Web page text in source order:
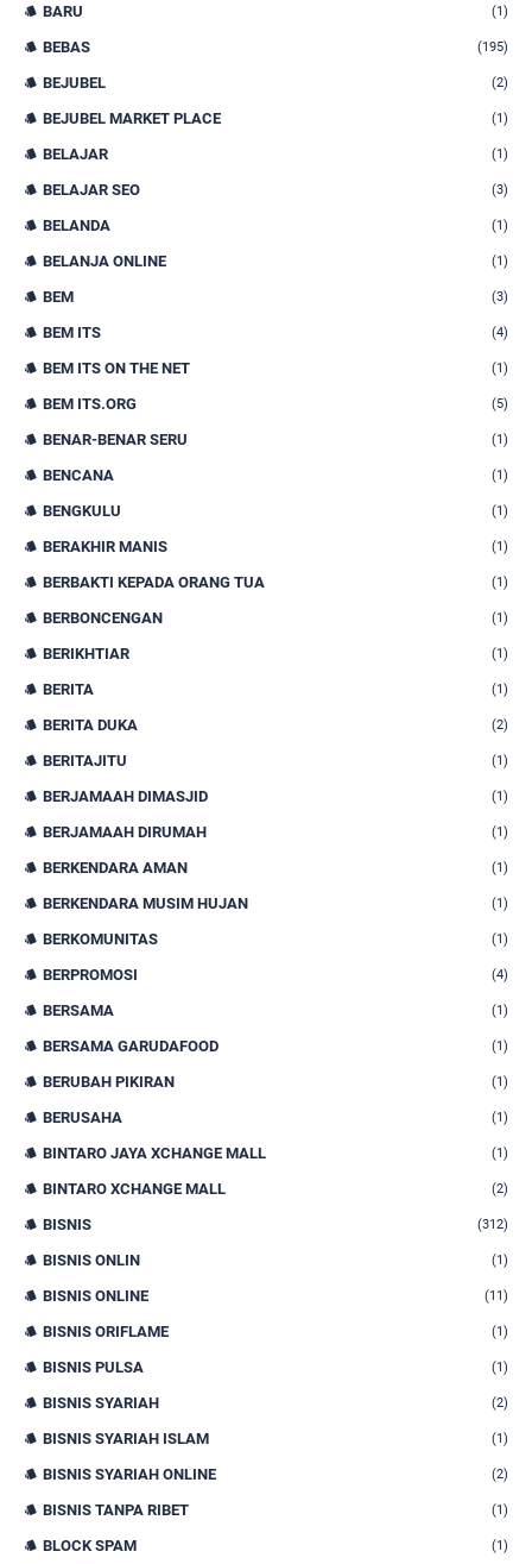
BARU (1)
BEBAS (195)
BEJUBEL (2)
BEJUBEL MARKET PLACE (1)
BELAJAR (1)
BELAJAR SEO (3)
BELANDA (1)
BELANJA ONLINE (1)
BEM (3)
BEM ITS (4)
BEM ITS ON THE NET (1)
BEM ITS.ORG (5)
BENAR-BENAR SERU (1)
BENCANA (1)
BENGKULU (1)
BERAKHIR MANIS (1)
BERBAKTI KEPADA ORANG TUA (1)
BERBONCENGAN (1)
BERIKHTIAR (1)
BERITA (1)
BERITA DUKA (2)
BERITAJITU (1)
BERJAMAAH DIMASJID (1)
BERJAMAAH DIRUMAH (1)
BERKENDARA AMAN (1)
BERKENDARA MUSIM HUJAN (1)
BERKOMUNITAS (1)
BERPROMOSI (4)
BERSAMA (1)
BERSAMA GARUDAFOOD (1)
BERUBAH PIKIRAN (1)
BERUSAHA (1)
BINTARO JAYA XCHANGE MALL (1)
BINTARO XCHANGE MALL (2)
BISNIS (312)
BISNIS ONLIN (1)
BISNIS ONLINE (11)
BISNIS ORIFLAME (1)
BISNIS PULSA (1)
BISNIS SYARIAH (2)
BISNIS SYARIAH ISLAM (1)
BISNIS SYARIAH ONLINE (2)
BISNIS TANPA RIBET (1)
BLOCK SPAM (1)